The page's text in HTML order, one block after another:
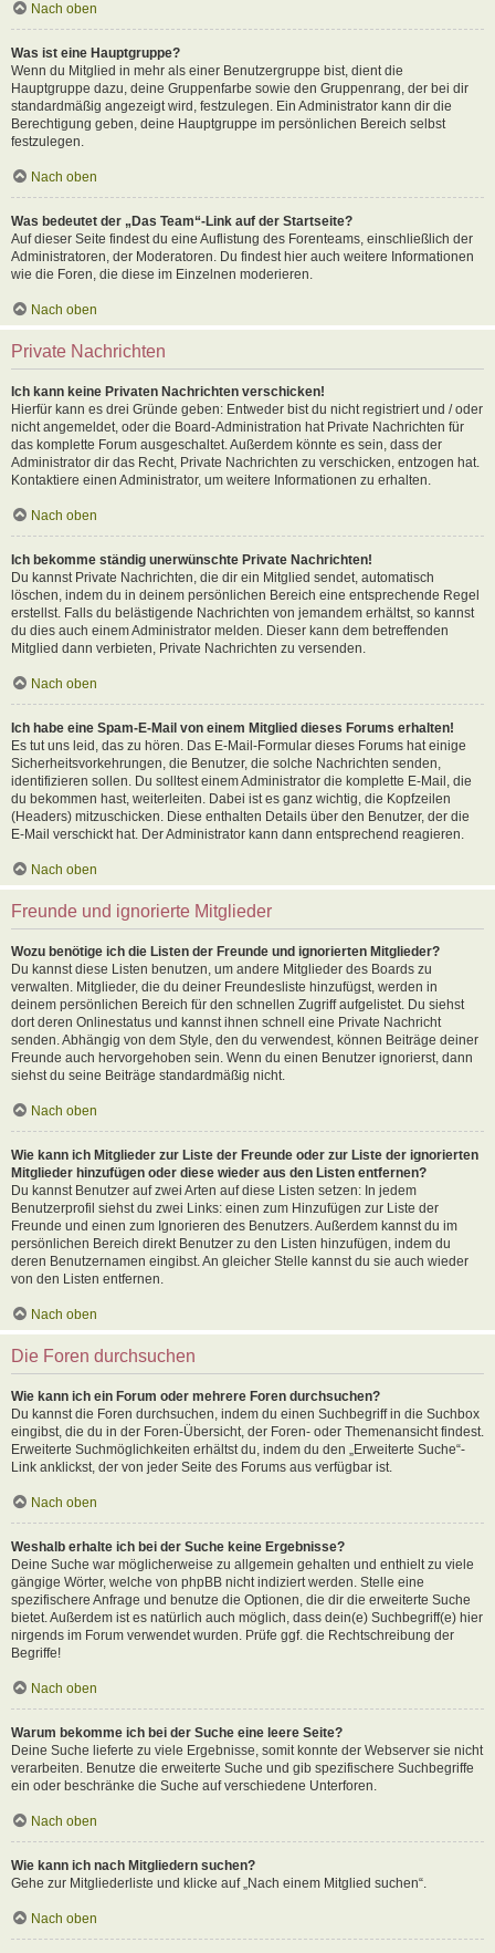
Nach oben
Was ist eine Hauptgruppe?
Wenn du Mitglied in mehr als einer Benutzergruppe bist, dient die
Hauptgruppe dazu, deine Gruppenfarbe sowie den Gruppenrang, der bei dir
standardmäßig angezeigt wird, festzulegen. Ein Administrator kann dir die
Berechtigung geben, deine Hauptgruppe im persönlichen Bereich selbst
festzulegen.
Nach oben
Was bedeutet der „Das Team“-Link auf der Startseite?
Auf dieser Seite findest du eine Auflistung des Forenteams, einschließlich der
Administratoren, der Moderatoren. Du findest hier auch weitere Informationen
wie die Foren, die diese im Einzelnen moderieren.
Nach oben
Private Nachrichten
Ich kann keine Privaten Nachrichten verschicken!
Hierfür kann es drei Gründe geben: Entweder bist du nicht registriert und / oder
nicht angemeldet, oder die Board-Administration hat Private Nachrichten für
das komplette Forum ausgeschaltet. Außerdem könnte es sein, dass der
Administrator dir das Recht, Private Nachrichten zu verschicken, entzogen hat.
Kontaktiere einen Administrator, um weitere Informationen zu erhalten.
Nach oben
Ich bekomme ständig unerwünschte Private Nachrichten!
Du kannst Private Nachrichten, die dir ein Mitglied sendet, automatisch
löschen, indem du in deinem persönlichen Bereich eine entsprechende Regel
erstellst. Falls du belästigende Nachrichten von jemandem erhältst, so kannst
du dies auch einem Administrator melden. Dieser kann dem betreffenden
Mitglied dann verbieten, Private Nachrichten zu versenden.
Nach oben
Ich habe eine Spam-E-Mail von einem Mitglied dieses Forums erhalten!
Es tut uns leid, das zu hören. Das E-Mail-Formular dieses Forums hat einige
Sicherheitsvorkehrungen, die Benutzer, die solche Nachrichten senden,
identifizieren sollen. Du solltest einem Administrator die komplette E-Mail, die
du bekommen hast, weiterleiten. Dabei ist es ganz wichtig, die Kopfzeilen
(Headers) mitzuschicken. Diese enthalten Details über den Benutzer, der die
E-Mail verschickt hat. Der Administrator kann dann entsprechend reagieren.
Nach oben
Freunde und ignorierte Mitglieder
Wozu benötige ich die Listen der Freunde und ignorierten Mitglieder?
Du kannst diese Listen benutzen, um andere Mitglieder des Boards zu
verwalten. Mitglieder, die du deiner Freundesliste hinzufügst, werden in
deinem persönlichen Bereich für den schnellen Zugriff aufgelistet. Du siehst
dort deren Onlinestatus und kannst ihnen schnell eine Private Nachricht
senden. Abhängig von dem Style, den du verwendest, können Beiträge deiner
Freunde auch hervorgehoben sein. Wenn du einen Benutzer ignorierst, dann
siehst du seine Beiträge standardmäßig nicht.
Nach oben
Wie kann ich Mitglieder zur Liste der Freunde oder zur Liste der ignorierten
Mitglieder hinzufügen oder diese wieder aus den Listen entfernen?
Du kannst Benutzer auf zwei Arten auf diese Listen setzen: In jedem
Benutzerprofil siehst du zwei Links: einen zum Hinzufügen zur Liste der
Freunde und einen zum Ignorieren des Benutzers. Außerdem kannst du im
persönlichen Bereich direkt Benutzer zu den Listen hinzufügen, indem du
deren Benutzernamen eingibst. An gleicher Stelle kannst du sie auch wieder
von den Listen entfernen.
Nach oben
Die Foren durchsuchen
Wie kann ich ein Forum oder mehrere Foren durchsuchen?
Du kannst die Foren durchsuchen, indem du einen Suchbegriff in die Suchbox
eingibst, die du in der Foren-Übersicht, der Foren- oder Themenansicht findest.
Erweiterte Suchmöglichkeiten erhältst du, indem du den „Erweiterte Suche“-
Link anklickst, der von jeder Seite des Forums aus verfügbar ist.
Nach oben
Weshalb erhalte ich bei der Suche keine Ergebnisse?
Deine Suche war möglicherweise zu allgemein gehalten und enthielt zu viele
gängige Wörter, welche von phpBB nicht indiziert werden. Stelle eine
spezifischere Anfrage und benutze die Optionen, die dir die erweiterte Suche
bietet. Außerdem ist es natürlich auch möglich, dass dein(e) Suchbegriff(e) hier
nirgends im Forum verwendet wurden. Prüfe ggf. die Rechtschreibung der
Begriffe!
Nach oben
Warum bekomme ich bei der Suche eine leere Seite?
Deine Suche lieferte zu viele Ergebnisse, somit konnte der Webserver sie nicht
verarbeiten. Benutze die erweiterte Suche und gib spezifischere Suchbegriffe
ein oder beschränke die Suche auf verschiedene Unterforen.
Nach oben
Wie kann ich nach Mitgliedern suchen?
Gehe zur Mitgliederliste und klicke auf „Nach einem Mitglied suchen“.
Nach oben